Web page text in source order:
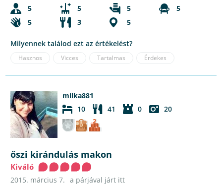
5
5 5
5
5
3 5
Milyennek találod ezt az értékelést?
Hasznos Vicces Tartalmas Érdekes
milka881
10
41 0 20
őszi kirándulás makon
Kiváló
2015. március 7. a párjával járt itt